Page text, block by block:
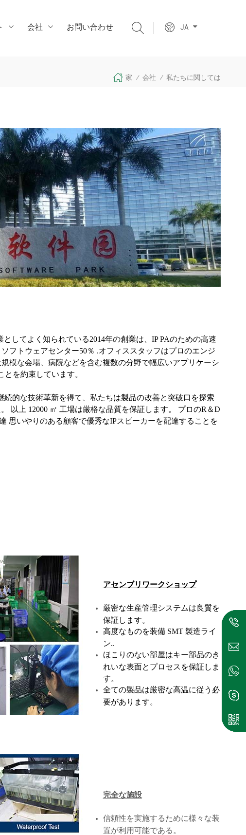
JA
会社 お問い合わせ
家 / 会社 / 私たちに関しては
してよく知られている2014年の創業は、IP PAのための高速
フトウェアセンター50％ .オフィススタッフはプロのエンジ
模な会場、病院などを含む複数の分野で幅広いアプリケーシ
を約束しています。
的な技術革新を得て、私たちは製品の改善と突破口を探索
以上 12000 ㎡ 工場は厳格な品質を保証します。 プロのR＆D
思いやりのある顧客で優秀なIPスピーカーを配達することを
アセンブリワークショップ
厳密な生産管理システムは良質を
保証します。
高度なものを装備 SMT 製造ライ
ン..
ほこりのない部屋はキー部品のき
れいな表面とプロセスを保証しま
す。
全ての製品は厳密な高温に従う必
要があります。
完全な施設
信頼性を実施するために様々な装
置が利用可能である。